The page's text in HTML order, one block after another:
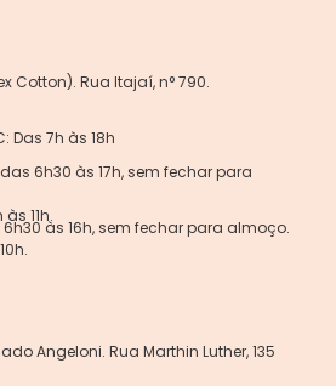
Cotton). Rua Itajaí, n° 790.
Das 7h às 18h
6h30 às 17h, sem fechar para
11h.
às 16h, sem fechar para almoço.
Angeloni. Rua Marthin Luther, 135